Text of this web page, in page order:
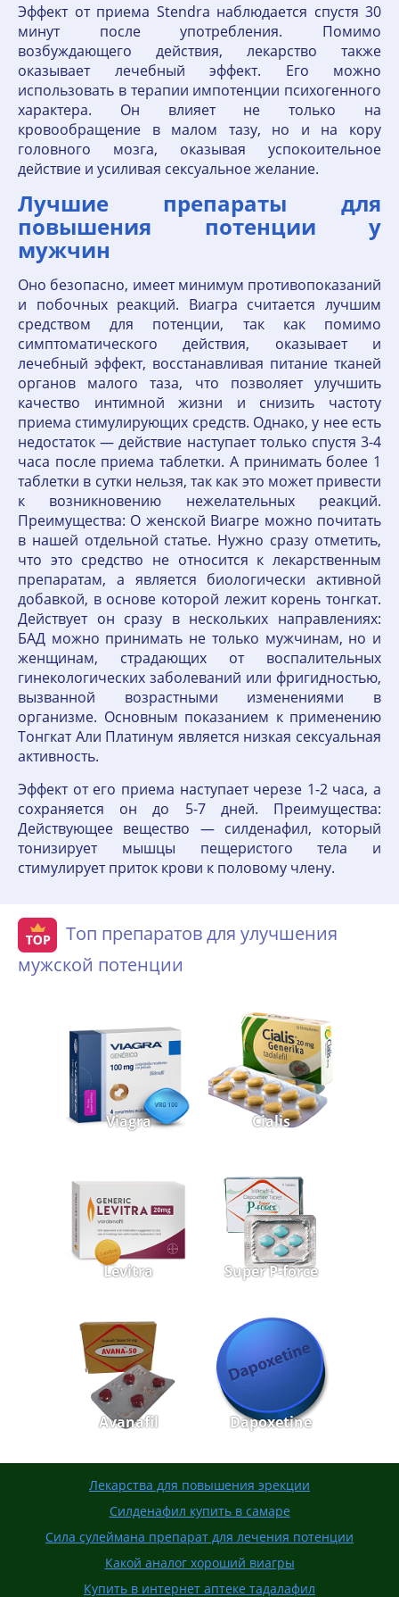
Эффект от приема Stendra наблюдается спустя 30
минут после употребления. Помимо
возбуждающего действия, лекарство также
оказывает лечебный эффект. Его можно
использовать в терапии импотенции психогенного
характера. Он влияет не только на
кровообращение в малом тазу, но и на кору
головного мозга, оказывая успокоительное
действие и усиливая сексуальное желание.
Лучшие препараты для
повышения потенции у
мужчин
Оно безопасно, имеет минимум противопоказаний
и побочных реакций. Виагра считается лучшим
средством для потенции, так как помимо
симптоматического действия, оказывает и
лечебный эффект, восстанавливая питание тканей
органов малого таза, что позволяет улучшить
качество интимной жизни и снизить частоту
приема стимулирующих средств. Однако, у нее есть
недостаток — действие наступает только спустя 3-4
часа после приема таблетки. А принимать более 1
таблетки в сутки нельзя, так как это может привести
к возникновению нежелательных реакций.
Преимущества: О женской Виагре можно почитать
в нашей отдельной статье. Нужно сразу отметить,
что это средство не относится к лекарственным
препаратам, а является биологически активной
добавкой, в основе которой лежит корень тонгкат.
Действует он сразу в нескольких направлениях:
БАД можно принимать не только мужчинам, но и
женщинам, страдающих от воспалительных
гинекологических заболеваний или фригидностью,
вызванной возрастными изменениями в
организме. Основным показанием к применению
Тонгкат Али Платинум является низкая сексуальная
активность.
Эффект от его приема наступает черезе 1-2 часа, а
сохраняется он до 5-7 дней. Преимущества:
Действующее вещество — силденафил, который
тонизирует мышцы пещеристого тела и
стимулирует приток крови к половому члену.
Топ препаратов для улучшения
мужской потенции
Viagra Cialis
Levitra Super P-force
Avanafil Dapoxetine
Лекарства для повышения эрекции
Силденафил купить в самаре
Сила сулеймана препарат для лечения потенции
Какой аналог хороший виагры
Купить в интернет аптеке тадалафил